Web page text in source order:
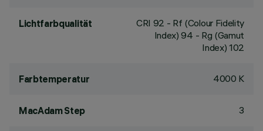
Lichtfarbqualität CRI 92 - Rf (Colour Fidelity
Index) 94 - Rg (Gamut
Index) 102
Farbtemperatur 4000 K
MacAdam Step 3